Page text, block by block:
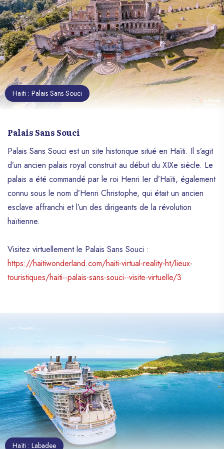
Haïti : Palais Sans Souci
Palais Sans Souci
Palais Sans Souci est un site historique situé en Haïti. Il s’agit
d’un ancien palais royal construit au début du XIXe siècle. Le
palais a été commandé par le roi Henri Ier d’Haïti, également
connu sous le nom d’Henri Christophe, qui était un ancien
esclave affranchi et l’un des dirigeants de la révolution
haïtienne.
Visitez virtuellement le Palais Sans Souci :
https://haitiwonderland.com/haiti-virtual-reality-ht/lieux-
touristiques/haiti--palais-sans-souci--visite-virtuelle/3
Haïti : Labadee